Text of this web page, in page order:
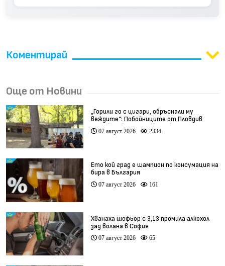
Коментирай
Още от Новини
„Горили го с цигари, обръснали му
веждите“: Побойниците от Пловдив
остават в ареста (видео)
07 август 2026 2334
Ето кой град е шампион по консумация на
бира в България
07 август 2026 161
Хванаха шофьор с 3,13 промила алкохол
зад волана в София
07 август 2026 65